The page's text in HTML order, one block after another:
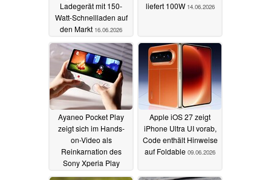
Ladegerät mit 150-
Watt-Schnellladen auf
den Markt 16.06.2026
liefert 100W 14.06.2026
Ayaneo Pocket Play
zeigt sich im Hands-
on-Video als
Reinkarnation des
Sony Xperia Play
09.06.2026
Apple iOS 27 zeigt
iPhone Ultra UI vorab,
Code enthält Hinweise
auf Foldable 09.06.2026